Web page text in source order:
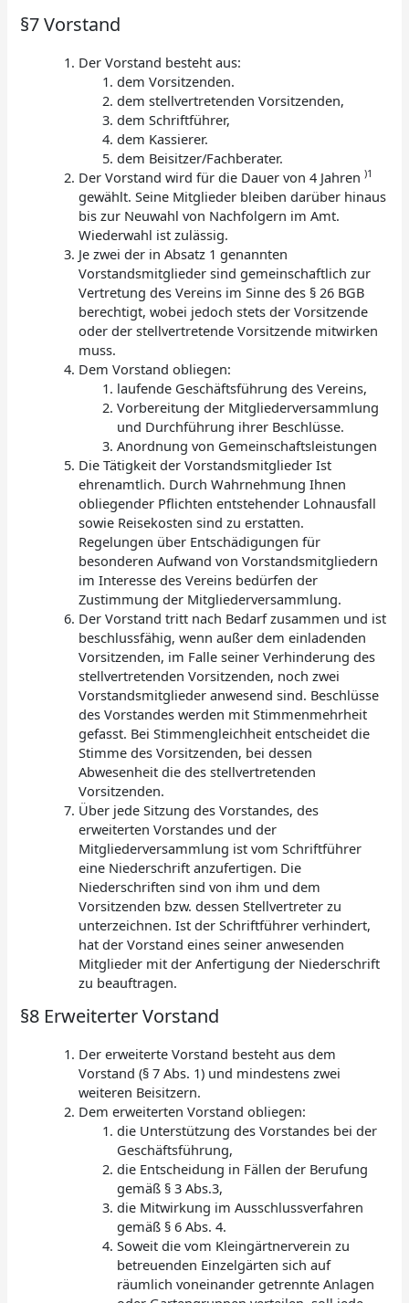
§7 Vorstand
Der Vorstand besteht aus:
dem Vorsitzenden.
dem stellvertretenden Vorsitzenden,
dem Schriftführer,
dem Kassierer.
dem Beisitzer/Fachberater.
Der Vorstand wird für die Dauer von 4 Jahren)1
gewählt. Seine Mitglieder bleiben darüber hinaus
bis zur Neuwahl von Nachfolgern im Amt.
Wiederwahl ist zulässig.
Je zwei der in Absatz 1 genannten
Vorstandsmitglieder sind gemeinschaftlich zur
Vertretung des Vereins im Sinne des § 26 BGB
berechtigt, wobei jedoch stets der Vorsitzende
oder der stellvertretende Vorsitzende mitwirken
muss.
Dem Vorstand obliegen:
laufende Geschäftsführung des Vereins,
Vorbereitung der Mitgliederversammlung
und Durchführung ihrer Beschlüsse.
Anordnung von Gemeinschaftsleistungen
Die Tätigkeit der Vorstandsmitglieder Ist
ehrenamtlich. Durch Wahrnehmung Ihnen
obliegender Pflichten entstehender Lohnausfall
sowie Reisekosten sind zu erstatten.
Regelungen über Entschädigungen für
besonderen Aufwand von Vorstandsmitgliedern
im Interesse des Vereins bedürfen der
Zustimmung der Mitgliederversammlung.
Der Vorstand tritt nach Bedarf zusammen und ist
beschlussfähig, wenn außer dem einladenden
Vorsitzenden, im Falle seiner Verhinderung des
stellvertretenden Vorsitzenden, noch zwei
Vorstandsmitglieder anwesend sind. Beschlüsse
des Vorstandes werden mit Stimmenmehrheit
gefasst. Bei Stimmengleichheit entscheidet die
Stimme des Vorsitzenden, bei dessen
Abwesenheit die des stellvertretenden
Vorsitzenden.
Über jede Sitzung des Vorstandes, des
erweiterten Vorstandes und der
Mitgliederversammlung ist vom Schriftführer
eine Niederschrift anzufertigen. Die
Niederschriften sind von ihm und dem
Vorsitzenden bzw. dessen Stellvertreter zu
unterzeichnen. Ist der Schriftführer verhindert,
hat der Vorstand eines seiner anwesenden
Mitglieder mit der Anfertigung der Niederschrift
zu beauftragen.
§8 Erweiterter Vorstand
Der erweiterte Vorstand besteht aus dem
Vorstand (§ 7 Abs. 1) und mindestens zwei
weiteren Beisitzern.
Dem erweiterten Vorstand obliegen:
die Unterstützung des Vorstandes bei der
Geschäftsführung,
die Entscheidung in Fällen der Berufung
gemäß § 3 Abs.3,
die Mitwirkung im Ausschlussverfahren
gemäß § 6 Abs. 4.
Soweit die vom Kleingärtnerverein zu
betreuenden Einzelgärten sich auf
räumlich voneinander getrennte Anlagen